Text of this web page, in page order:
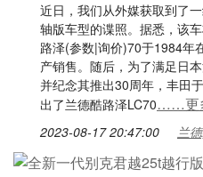
近日，我们从外媒获取到了
轴版车型的谍照。据悉，该
路泽(参数|询价)70于1984年
产销售。随后，为了满足日
并纪念其推出30周年，丰田
出了兰德酷路泽LC70……更
2023-08-17 20:47:00 兰